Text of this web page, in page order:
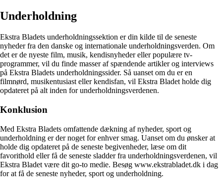
Underholdning
Ekstra Bladets underholdningssektion er din kilde til de seneste
nyheder fra den danske og internationale underholdningsverden. Om
det er de nyeste film, musik, kendisnyheder eller populære tv-
programmer, vil du finde masser af spændende artikler og interviews
på Ekstra Bladets underholdningssider. Så uanset om du er en
filmnørd, musikentusiast eller kendisfan, vil Ekstra Bladet holde dig
opdateret på alt inden for underholdningsverdenen.
Konklusion
Med Ekstra Bladets omfattende dækning af nyheder, sport og
underholdning er der noget for enhver smag. Uanset om du ønsker at
holde dig opdateret på de seneste begivenheder, læse om dit
favorithold eller få de seneste sladder fra underholdningsverdenen, vil
Ekstra Bladet være dit go-to medie. Besøg www.ekstrabladet.dk i dag
for at få de seneste nyheder, sport og underholdning.